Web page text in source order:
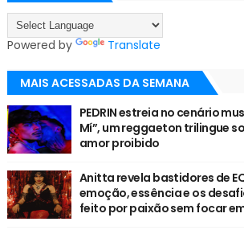
Powered by Translate
MAIS ACESSADAS DA SEMANA
PEDRIN estreia no cenário
Mí”, um reggaeton trilingue
amor proibido
Anitta revela bastidores de
emoção, essência e os
feito por paixão sem focar